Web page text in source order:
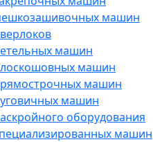
машин
машин
машин
машин
машин
оборудования
машин